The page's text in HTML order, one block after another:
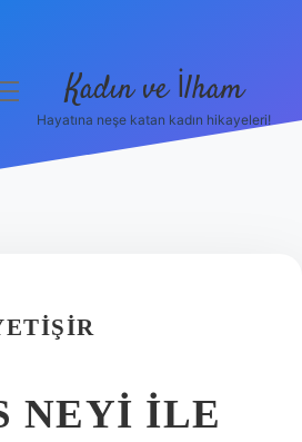
Kadın ve İlham
Hayatına neşe katan kadın hikayeleri!
NEYI ILE